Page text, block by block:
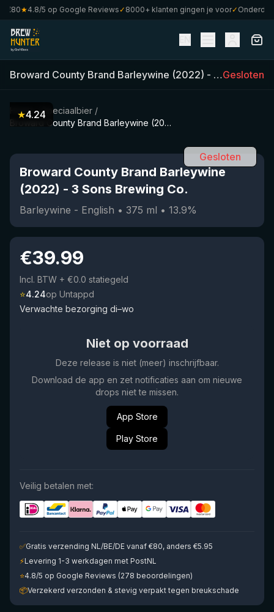
★4.8/5 op Google Reviews✓8000+ klanten gingen je voor✓Onderdeel
Broward County Brand Barleywine (2022) - 3 Sons
Gesloten
Home / Speciaalbier /
Broward County Brand Barleywine (2022)
★4.24
Gesloten
Broward County Brand Barleywine
(2022) - 3 Sons Brewing Co.
Barleywine - English • 375 ml • 13.9%
€39.99
Incl. BTW + €0.0 statiegeld
⭐4.24op Untappd
Verwachte bezorging di–wo
Niet op voorraad
Deze release is niet (meer) inschrijfbaar.
Download de app en zet notificaties aan om nieuwe
drops niet te missen.
App Store
Play Store
Veilig betalen met:
✅Gratis verzending NL/BE/DE vanaf €80, anders €5.95
⚡Levering 1-3 werkdagen met PostNL
⭐4.8/5 op Google Reviews (278 beoordelingen)
📦Verzekerd verzonden & stevig verpakt tegen breukschade